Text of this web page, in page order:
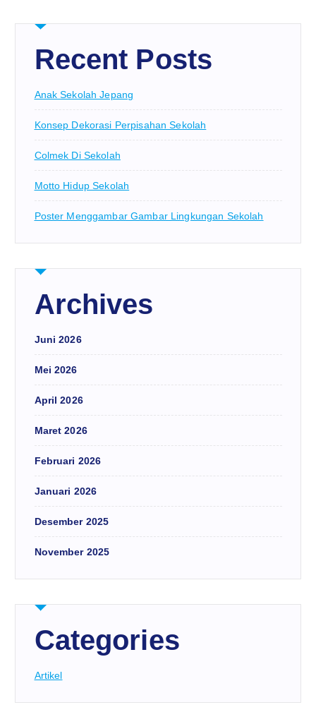
Recent Posts
Anak Sekolah Jepang
Konsep Dekorasi Perpisahan Sekolah
Colmek Di Sekolah
Motto Hidup Sekolah
Poster Menggambar Gambar Lingkungan Sekolah
Archives
Juni 2026
Mei 2026
April 2026
Maret 2026
Februari 2026
Januari 2026
Desember 2025
November 2025
Categories
Artikel